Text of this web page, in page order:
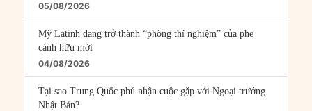
05/08/2026
Mỹ Latinh đang trở thành “phòng thí nghiệm” của phe
cánh hữu mới
04/08/2026
Tại sao Trung Quốc phủ nhận cuộc gặp với Ngoại trưởng
Nhật Bản?